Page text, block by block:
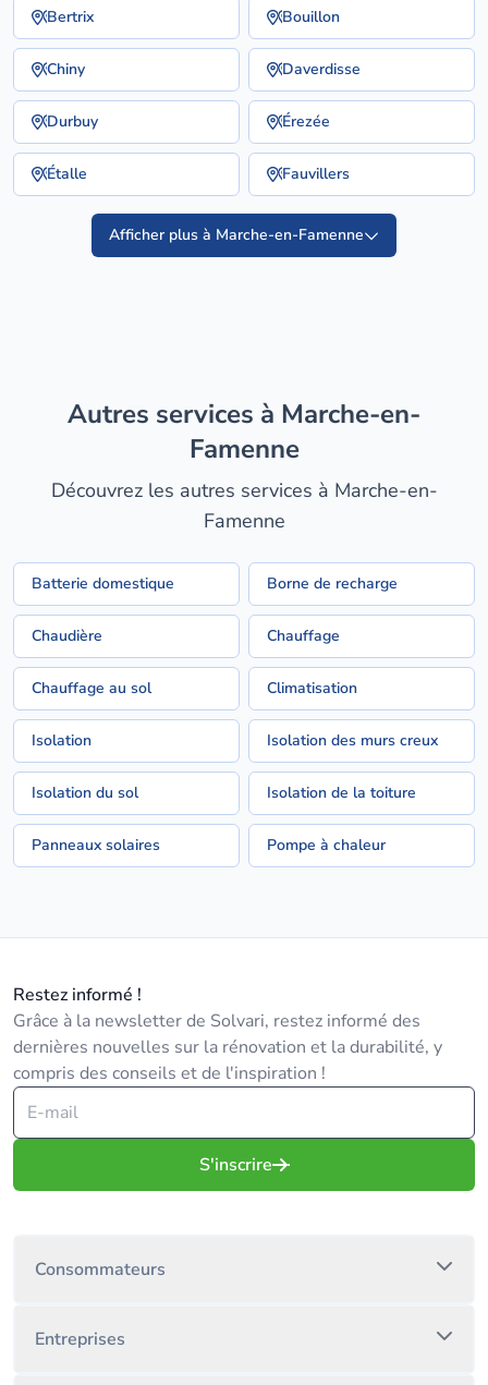
Bertrix Bouillon
Chiny Daverdisse
Durbuy Érezée
Étalle Fauvillers
Afficher plus à Marche-en-Famenne
Autres services à Marche-en-
Famenne
Découvrez les autres services à Marche-en-
Famenne
Batterie domestique Borne de recharge
Chaudière Chauffage
Chauffage au sol Climatisation
Isolation Isolation des murs creux
Isolation du sol Isolation de la toiture
Panneaux solaires Pompe à chaleur
Restez informé !
Grâce à la newsletter de Solvari, restez informé des
dernières nouvelles sur la rénovation et la durabilité, y
compris des conseils et de l'inspiration !
S'inscrire
Consommateurs
Entreprises